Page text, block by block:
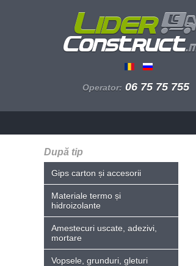
Operator: 06 75 75 755
După tip
Gips carton și accesorii
Materiale termo și
hidroizolante
Amestecuri uscate, adezivi,
mortare
Vopsele, grunduri, gleturi